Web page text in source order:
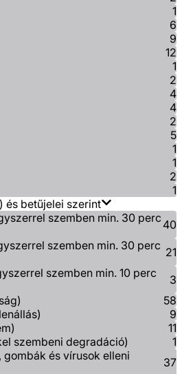
1
6
9
12
1
2
4
4
2
5
1
1
2
1
és betűjelei szerint
szemben min. 30 perc40
szemben min. 30 perc 21
szemben min. 10 perc
3
58
9
11
szembeni degradáció)
1
és vírusok elleni
37